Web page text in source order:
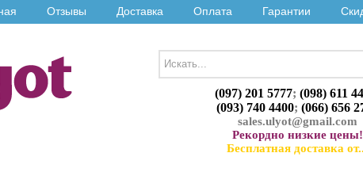
Отзывы Доставка Оплата Гарантии
(097) 201 5777; (098) 611
(093) 740 4400; (066) 656
sales.ulyot@gmail.com
Рекордно низкие цены!
Бесплатная доставка